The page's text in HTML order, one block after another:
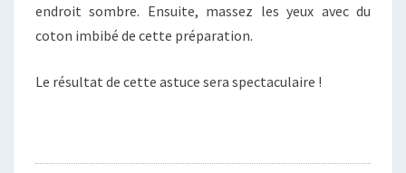
endroit sombre. Ensuite, massez les yeux avec du
coton imbibé de cette préparation.
Le résultat de cette astuce sera spectaculaire !